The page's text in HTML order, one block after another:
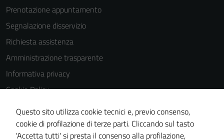
Prenotazione appuntamento
Segnalazione disservizio
Richiesta assistenza
Amministrazione trasparente
Informativa privacy
Cookie Policy
Note legali
Dichiarazione di accessibilità
Piano di miglioramento del sito
Questo sito utilizza cookie tecnici e, previo consenso,
cookie di profilazione di terze parti. Cliccando sul tasto
'Accetta tutti' si presta il consenso alla profilazione,